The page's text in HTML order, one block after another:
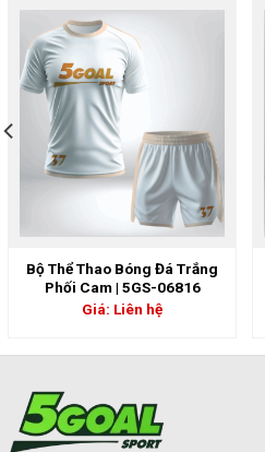
Bộ Thể Thao Bóng Đá Trắng
Phối Cam | 5GS-06816
Giá: Liên hệ